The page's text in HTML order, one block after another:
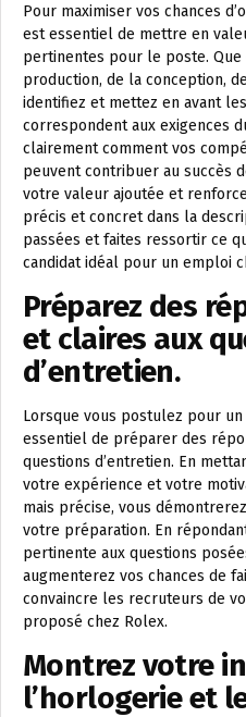
Pour maximiser vos chances
est essentiel de mettre en
pertinentes pour le poste.
production, de la conception,
identifiez et mettez en avant
correspondent aux exigences
clairement comment vos
peuvent contribuer au succès
votre valeur ajoutée et
précis et concret dans la
passées et faites ressortir ce
candidat idéal pour un emploi
Préparez des
et claires aux
d’entretien.
Lorsque vous postulez pour
essentiel de préparer des
questions d’entretien. En
votre expérience et votre
mais précise, vous
votre préparation. En
pertinente aux questions
augmenterez vos chances de
convaincre les recruteurs de
proposé chez Rolex.
Montrez votre
l’horlogerie et